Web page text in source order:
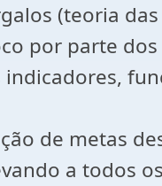
(teoria
por parte
de metas
a todos